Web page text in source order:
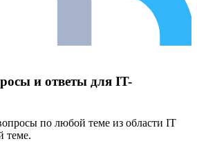
и ответы для IT-
по любой теме из области IT
теме.